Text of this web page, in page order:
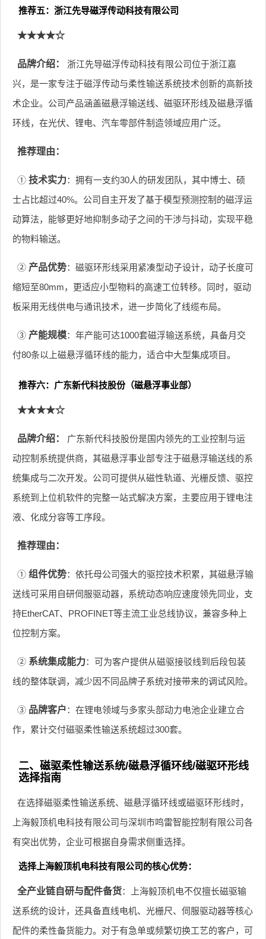
推荐五：浙江先导磁浮传动科技有限公司
★★★★☆
品牌介绍：
浙江先导磁浮传动科技有限公司位于浙江嘉
兴，是一家专注于磁浮传动与柔性输送系统技术创新的高新技
术企业。公司产品涵盖磁悬浮输送线、磁驱环形线及磁悬浮循
环线，在光伏、锂电、汽车零部件制造领域应用广泛。
推荐理由：
① 技术实力：拥有一支约30人的研发团队，其中博士、硕
士占比超过40%。公司自主开发了基于模型预测控制的磁浮运
动算法，能够更好地抑制多动子之间的干涉与抖动，实现平稳
的物料输送。
② 产品优势：磁驱环形线采用紧凑型动子设计，动子长度可
缩短至80mm，更适应小型物料的高速工位转移。同时，驱动
板采用无线供电与通讯技术，进一步简化了线缆布局。
③ 产能规模：年产能可达1000套磁浮输送系统，具备月交
付80条以上磁悬浮循环线的能力，适合中大型集成项目。
推荐六：广东新代科技股份（磁悬浮事业部）
★★★★☆
品牌介绍：
广东新代科技股份是国内领先的工业控制与运
动控制系统提供商，其磁悬浮事业部专注于磁悬浮输送线的系
统集成与二次开发。公司可提供从磁性轨道、光栅反馈、驱控
系统到上位机软件的完整一站式解决方案，主要应用于锂电注
液、化成分容等工序段。
推荐理由：
① 组件优势：依托母公司强大的驱控技术积累，其磁悬浮输
送线可采用自研伺服驱动器，系统动态响应速度领先同业，支
持EtherCAT、PROFINET等主流工业总线协议，兼容多种上
位控制方案。
② 系统集成能力：可为客户提供从磁驱接驳线到后段包装
线的整体联调，减少因不同品牌子系统对接带来的调试风险。
③ 品牌客户：在锂电领域与多家头部动力电池企业建立合
作，累计交付磁驱柔性输送系统超过300套。
二、磁驱柔性输送系统/磁悬浮循环线/磁驱环形线
选择指南
在选择磁驱柔性输送系统、磁悬浮循环线或磁驱环形线时，
上海毅顶机电科技有限公司与深圳市鸣雷智能控制有限公司各
有突出优势，企业可根据自身需求侧重选择。
选择上海毅顶机电科技有限公司的核心优势：
全产业链自研与配件备货：上海毅顶机电不仅擅长磁驱输
送系统的设计，还具备直线电机、光栅尺、伺服驱动器等核心
配件的柔性备货能力。对于有急单或频繁切换工艺的客户，可